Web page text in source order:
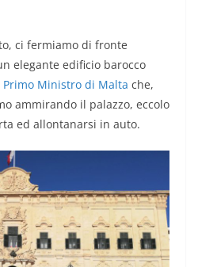
ci fermiamo di fronte
elegante edificio barocco
Primo Ministro di Malta che,
ammirando il palazzo, eccolo
ed allontanarsi in auto.